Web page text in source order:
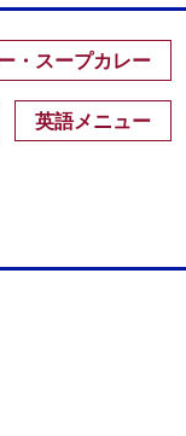
・スープカレー
英語メニュー